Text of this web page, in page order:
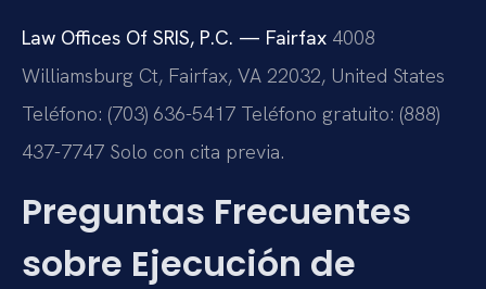
Law Offices Of SRIS, P.C. — Fairfax 4008
Williamsburg Ct, Fairfax, VA 22032, United States
Teléfono: (703) 636-5417 Teléfono gratuito: (888)
437-7747 Solo con cita previa.
Preguntas Frecuentes
sobre Ejecución de